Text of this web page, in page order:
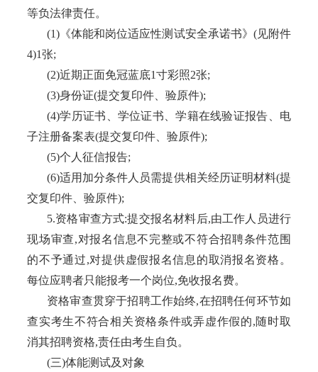
等负法律责任。
(1)《体能和岗位适应性测试安全承诺书》(见附件
4)1张;
(2)近期正面免冠蓝底1寸彩照2张;
(3)身份证(提交复印件、验原件);
(4)学历证书、学位证书、学籍在线验证报告、电
子注册备案表(提交复印件、验原件);
(5)个人征信报告;
(6)适用加分条件人员需提供相关经历证明材料(提
交复印件、验原件);
5.资格审查方式:提交报名材料后,由工作人员进行
现场审查,对报名信息不完整或不符合招聘条件范围
的不予通过,对提供虚假报名信息的取消报名资格。
每位应聘者只能报考一个岗位,免收报名费。
资格审查贯穿于招聘工作始终,在招聘任何环节如
查实考生不符合相关资格条件或弄虚作假的,随时取
消其招聘资格,责任由考生自负。
(三)体能测试及对象